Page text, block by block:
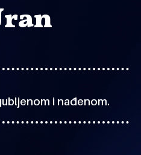
i nađenom.